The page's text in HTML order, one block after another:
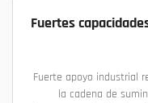
Fuertes
Fuerte apoyo industrial
la cadena de